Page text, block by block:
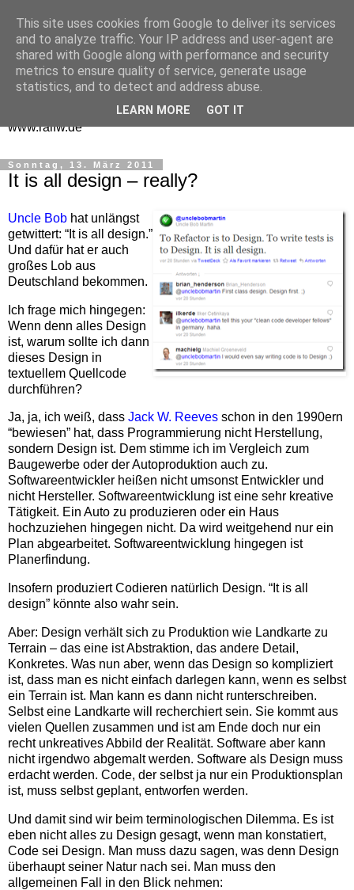
One Man Think Tank
Gedanken
Spontanes und Überlegtes aus meinem "Denkraum" -
www.ralfw.de
Sonntag, 13. März 2011
It is all design – really?
Uncle Bob hat unlängst
getwittert: “It is all design.”
Und dafür hat er auch
großes Lob aus
Deutschland bekommen.
Ich frage mich hingegen:
Wenn denn alles Design
ist, warum sollte ich dann
dieses Design in
textuellem Quellcode
durchführen?
Ja, ja, ich weiß, dass Jack W. Reeves schon in den 1990ern
“bewiesen” hat, dass Programmierung nicht Herstellung,
sondern Design ist. Dem stimme ich im Vergleich zum
Baugewerbe oder der Autoproduktion auch zu.
Softwareentwickler heißen nicht umsonst Entwickler und
nicht Hersteller. Softwareentwicklung ist eine sehr kreative
Tätigkeit. Ein Auto zu produzieren oder ein Haus
hochzuziehen hingegen nicht. Da wird weitgehend nur ein
Plan abgearbeitet. Softwareentwicklung hingegen ist
Planerfindung.
Insofern produziert Codieren natürlich Design. “It is all
design” könnte also wahr sein.
Aber: Design verhält sich zu Produktion wie Landkarte zu
Terrain – das eine ist Abstraktion, das andere Detail,
Konkretes. Was nun aber, wenn das Design so kompliziert
ist, dass man es nicht einfach darlegen kann, wenn es selbst
ein Terrain ist. Man kann es dann nicht runterschreiben.
Selbst eine Landkarte will recherchiert sein. Sie kommt aus
vielen Quellen zusammen und ist am Ende doch nur ein
recht unkreatives Abbild der Realität. Software aber kann
nicht irgendwo abgemalt werden. Software als Design muss
erdacht werden. Code, der selbst ja nur ein Produktionsplan
ist, muss selbst geplant, entworfen werden.
Und damit sind wir beim terminologischen Dilemma. Es ist
eben nicht alles zu Design gesagt, wenn man konstatiert,
Code sei Design. Man muss dazu sagen, was denn Design
überhaupt seiner Natur nach sei. Man muss den
allgemeinen Fall in den Blick nehmen:
This site uses cookies from Google to deliver its services
and to analyze traffic. Your IP address and user-agent are
shared with Google along with performance and security
metrics to ensure quality of service, generate usage
statistics, and to detect and address abuse.
LEARN MORE GOT IT